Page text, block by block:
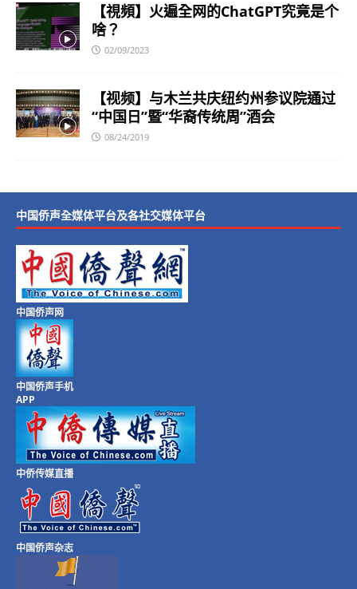
【視頻】火遍全网的ChatGPT究竟是个
啥？
02/09/2023
【视频】与木兰共庆纽约州参议院通过
“中国日”暨“华裔传统周”酒会
08/24/2019
中国侨声全媒体平台及各社交媒体平台
中国侨声网
中国侨声手机
APP
中侨传媒直播
中国侨声杂志